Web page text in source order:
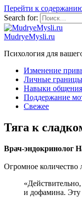
Перейти к
Search for:
MudryeMysli.ru
Психология для
Изменение
Личные границы
Навыки общения
Поддержание
Свежее
Тяга к
Врач-эндокринолог
Огромное количество
и дофамина. Эту